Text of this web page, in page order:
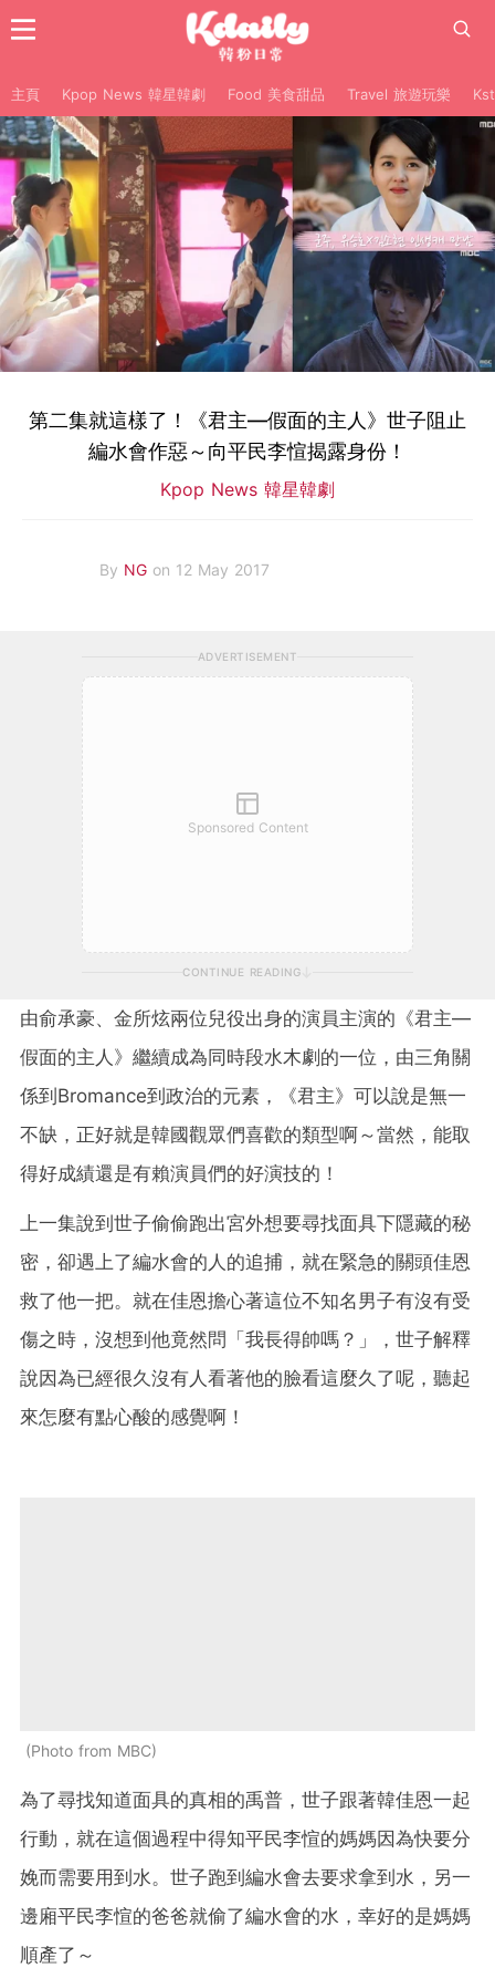
主頁 Kpop News 韓星韓劇 Food 美食甜品 Travel 旅遊玩樂
第二集就這樣了！《君主—假面的主人》世子阻止
編水會作惡～向平民李愃揭露身份！
Kpop News 韓星韓劇
By NG on 12 May 2017
ADVERTISEMENT
Sponsored Content
CONTINUE READING
由俞承豪、金所炫兩位兒役出身的演員主演的《君主—
假面的主人》繼續成為同時段水木劇的一位，由三角關
係到Bromance到政治的元素，《君主》可以說是無一
不缺，正好就是韓國觀眾們喜歡的類型啊～當然，能取
得好成績還是有賴演員們的好演技的！
上一集說到世子偷偷跑出宮外想要尋找面具下隱藏的秘
密，卻遇上了編水會的人的追捕，就在緊急的關頭佳恩
救了他一把。就在佳恩擔心著這位不知名男子有沒有受
傷之時，沒想到他竟然問「我長得帥嗎？」，世子解釋
說因為已經很久沒有人看著他的臉看這麼久了呢，聽起
來怎麼有點心酸的感覺啊！
Photo from MBC
為了尋找知道面具的真相的禹普，世子跟著韓佳恩一起
行動，就在這個過程中得知平民李愃的媽媽因為快要分
娩而需要用到水。世子跑到編水會去要求拿到水，另一
邊廂平民李愃的爸爸就偷了編水會的水，幸好的是媽媽
順產了～